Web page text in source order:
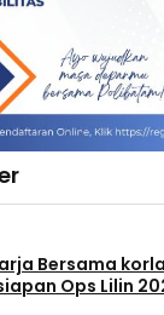
Bersama
Ops Lilin